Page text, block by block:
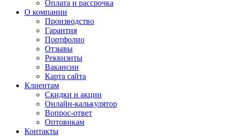
Оплата и рассрочка
О компании
Производство
Гарантия
Портфолио
Отзывы
Реквизиты
Вакансии
Карта сайта
Клиентам
Скидки и акции
Онлайн-калькулятор
Вопрос-ответ
Оптовикам
Контакты